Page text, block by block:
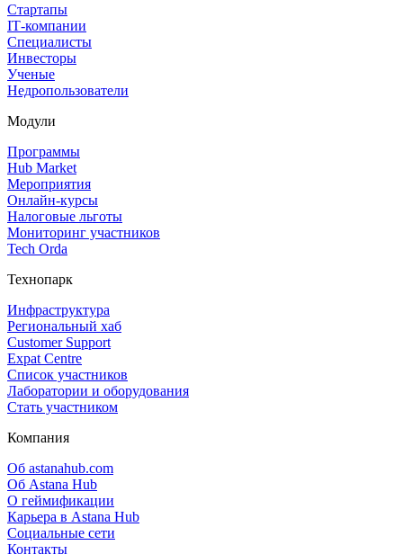
Стартапы
IT‑компании
Специалисты
Инвесторы
Ученые
Недропользователи
Модули
Программы
Hub Market
Мероприятия
Онлайн‑курсы
Налоговые льготы
Мониторинг участников
Tech Orda
Технопарк
Инфраструктура
Региональный хаб
Customer Support
Expat Centre
Список участников
Лаборатории и оборудования
Стать участником
Компания
Об astanahub.com
Об Astana Hub
О геймификации
Карьера в Astana Hub
Социальные сети
Контакты